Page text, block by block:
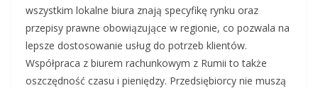
wszystkim lokalne biura znają specyfikę rynku oraz
przepisy prawne obowiązujące w regionie, co pozwala na
lepsze dostosowanie usług do potrzeb klientów.
Współpraca z biurem rachunkowym z Rumii to także
oszczędność czasu i pieniędzy. Przedsiębiorcy nie muszą